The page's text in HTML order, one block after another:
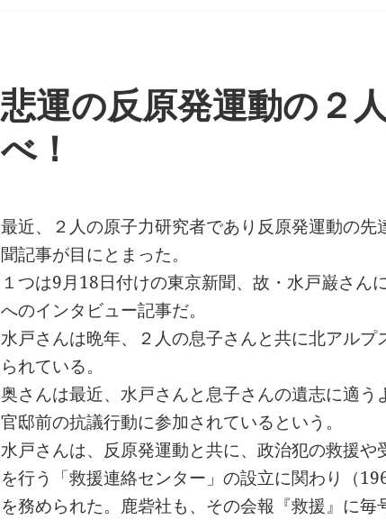
悲運の反原発運動の２
べ！
最近、２人の原子力研究者であり反原発運動の先
聞記事が目にとまった。
１つは9月18日付けの東京新聞、故・水戸巌さん
へのインタビュー記事だ。
水戸さんは晩年、２人の息子さんと共に北アルプ
られている。
奥さんは最近、水戸さんと息子さんの遺志に適う
官邸前の抗議行動に参加されているという。
水戸さんは、反原発運動と共に、政治犯の救援や
を行う「救援連絡センター」の設立に関わり（
を務められた。鹿砦社も、その会報『救援』に毎